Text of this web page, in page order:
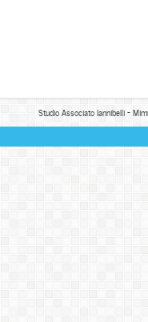
Studio Associato Iannibelli -